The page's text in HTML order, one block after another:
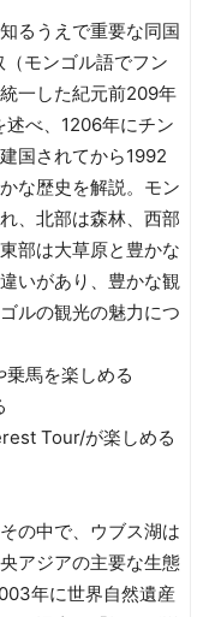
るうえで重要な同国
モンゴル語でフン
一した紀元前209年
べ、1206年にチン
国されてから1992
な歴史を解説。モン
、北部は森林、西部
部は大草原と豊かな
いがあり、豊かな観
ルの観光の魅力につ
馬を楽しめる
Tour/が楽しめる
の中で、ウブス湖は
アジアの主要な生態
年に世界自然遺産